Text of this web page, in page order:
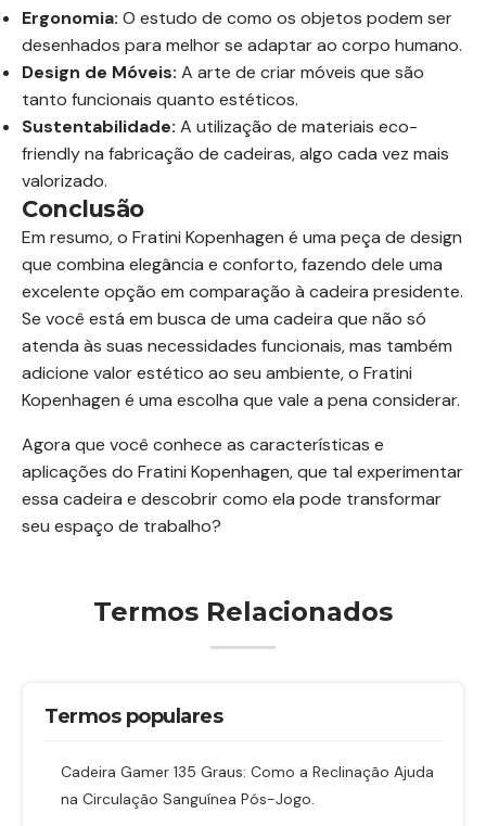
Ergonomia: O estudo de como os objetos podem ser
desenhados para melhor se adaptar ao corpo humano.
Design de Móveis: A arte de criar móveis que são
tanto funcionais quanto estéticos.
Sustentabilidade: A utilização de materiais eco-
friendly na fabricação de cadeiras, algo cada vez mais
valorizado.
Conclusão
Em resumo, o Fratini Kopenhagen é uma peça de design
que combina elegância e conforto, fazendo dele uma
excelente opção em comparação à cadeira presidente.
Se você está em busca de uma cadeira que não só
atenda às suas necessidades funcionais, mas também
adicione valor estético ao seu ambiente, o Fratini
Kopenhagen é uma escolha que vale a pena considerar.
Agora que você conhece as características e
aplicações do Fratini Kopenhagen, que tal experimentar
essa cadeira e descobrir como ela pode transformar
seu espaço de trabalho?
Termos Relacionados
Termos populares
Cadeira Gamer 135 Graus: Como a Reclinação Ajuda
na Circulação Sanguínea Pós-Jogo.